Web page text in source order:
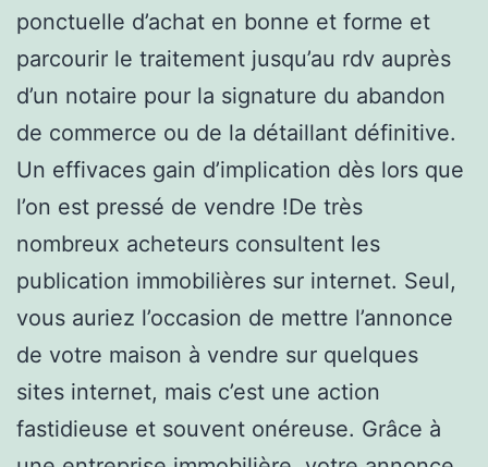
ponctuelle d’achat en bonne et forme et
parcourir le traitement jusqu’au rdv auprès
d’un notaire pour la signature du abandon
de commerce ou de la détaillant définitive.
Un effivaces gain d’implication dès lors que
l’on est pressé de vendre !De très
nombreux acheteurs consultent les
publication immobilières sur internet. Seul,
vous auriez l’occasion de mettre l’annonce
de votre maison à vendre sur quelques
sites internet, mais c’est une action
fastidieuse et souvent onéreuse. Grâce à